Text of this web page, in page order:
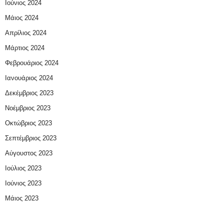
Ιούνιος 2024
Μάιος 2024
Απρίλιος 2024
Μάρτιος 2024
Φεβρουάριος 2024
Ιανουάριος 2024
Δεκέμβριος 2023
Νοέμβριος 2023
Οκτώβριος 2023
Σεπτέμβριος 2023
Αύγουστος 2023
Ιούλιος 2023
Ιούνιος 2023
Μάιος 2023